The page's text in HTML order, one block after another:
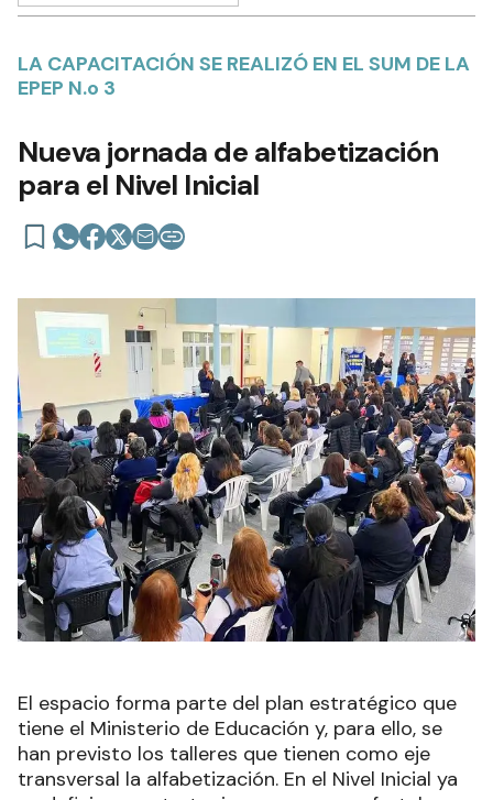
LA CAPACITACIÓN SE REALIZÓ EN EL SUM DE LA
EPEP N.o 3
Nueva jornada de alfabetización
para el Nivel Inicial
El espacio forma parte del plan estratégico que
tiene el Ministerio de Educación y, para ello, se
han previsto los talleres que tienen como eje
transversal la alfabetización. En el Nivel Inicial ya